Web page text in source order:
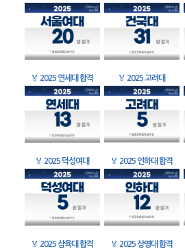
🏅 2025 연세대 합격 🏅 2025 고려대
🏅 2025 덕성여대 🏅 2025 인하대 합격
🏅 2025 삼육대 합격 🏅 2025 상명대 합격